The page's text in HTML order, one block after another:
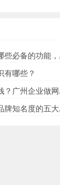
特意整理了一下，共享给各位
有哪些？
企业做网站要找谁？
知名度的五大原则